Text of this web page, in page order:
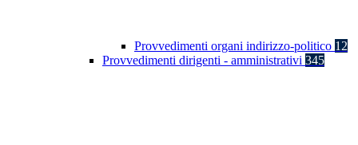
Provvedimenti organi indirizzo-politico 12
Provvedimenti dirigenti - amministrativi 345